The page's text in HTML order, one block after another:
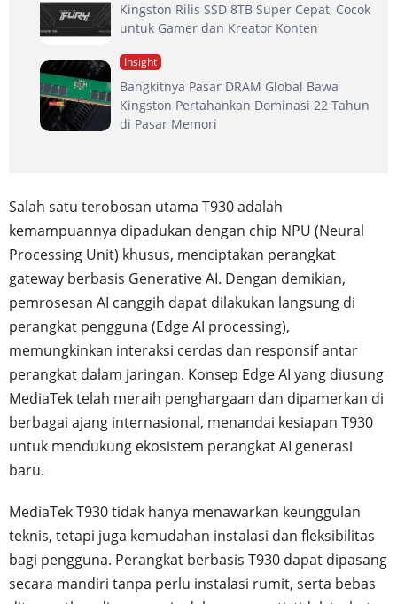
Kingston Rilis SSD 8TB Super Cepat, Cocok
untuk Gamer dan Kreator Konten
Insight
Bangkitnya Pasar DRAM Global Bawa
Kingston Pertahankan Dominasi 22 Tahun
di Pasar Memori
Salah satu terobosan utama T930 adalah
kemampuannya dipadukan dengan chip NPU (Neural
Processing Unit) khusus, menciptakan perangkat
gateway berbasis Generative AI. Dengan demikian,
pemrosesan AI canggih dapat dilakukan langsung di
perangkat pengguna (Edge AI processing),
memungkinkan interaksi cerdas dan responsif antar
perangkat dalam jaringan. Konsep Edge AI yang diusung
MediaTek telah meraih penghargaan dan dipamerkan di
berbagai ajang internasional, menandai kesiapan T930
untuk mendukung ekosistem perangkat AI generasi
baru.
MediaTek T930 tidak hanya menawarkan keunggulan
teknis, tetapi juga kemudahan instalasi dan fleksibilitas
bagi pengguna. Perangkat berbasis T930 dapat dipasang
secara mandiri tanpa perlu instalasi rumit, serta bebas